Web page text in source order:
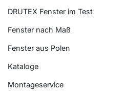
DRUTEX Fenster im Test
Fenster nach Maß
Fenster aus Polen
Kataloge
Montageservice